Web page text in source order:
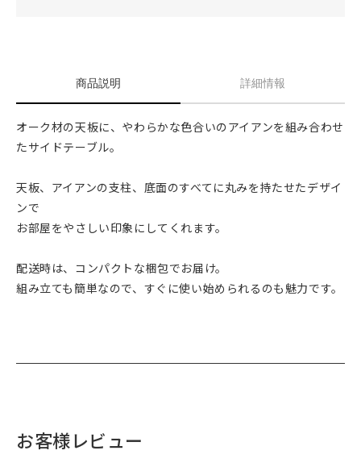
商品説明 詳細情報
オーク材の天板に、やわらかな色合いのアイアンを組み合わせ
たサイドテーブル。
天板、アイアンの支柱、底面のすべてに丸みを持たせたデザイ
ンで
お部屋をやさしい印象にしてくれます。
配送時は、コンパクトな梱包でお届け。
組み立ても簡単なので、すぐに使い始められるのも魅力です。
お客様レビュー